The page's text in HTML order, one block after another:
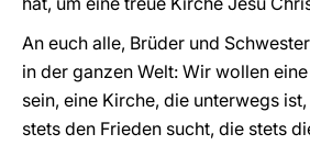
An euch alle, Brüder und
in der ganzen Welt: Wir wollen
sein, eine Kirche, die unterwegs
stets den Frieden sucht, die stets